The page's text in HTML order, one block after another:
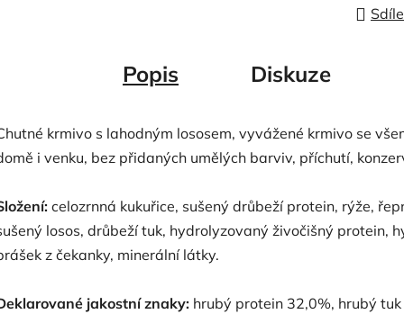
Popis Diskuze
krmivo s lahodným lososem, vyvážené krmivo se
i venku, bez přidaných umělých barviv, příchutí,
celozrnná kukuřice, sušený drůbeží protein, rýže,
losos, drůbeží tuk, hydrolyzovaný živočišný protein,
z čekanky, minerální látky.
jakostní znaky: hrubý protein 32,0%, hrubý